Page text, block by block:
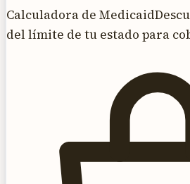
Calculadora de Medicaid
del límite de tu estado para